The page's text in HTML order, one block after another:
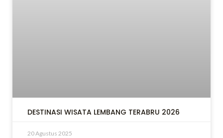
DESTINASI WISATA LEMBANG TERABRU 2026
20 Agustus 2025